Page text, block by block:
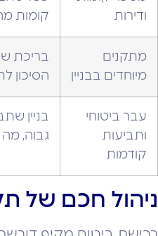
ודירות
קומות
מתקנים
מיוחדים בבניין
בריכת
הסיכון
עבר ביטוחי
ותביעות
קודמות
בניין
גבוה,
ניהול חכם של